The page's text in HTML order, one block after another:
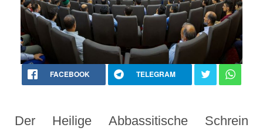
FACEBOOK TELEGRAM
Der Heilige Abbassitische Schrein